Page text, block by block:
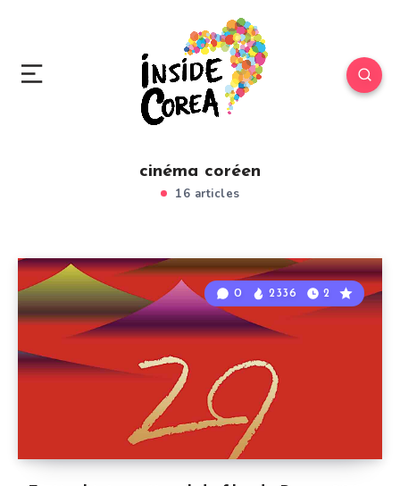
cinéma coréen
16 articles
0 2336 2